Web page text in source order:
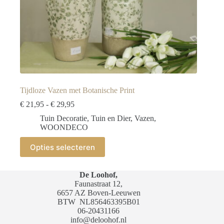
Tijdloze Vazen met Botanische Print
€ 21,95 - € 29,95Prijsklasse:
tot
€ 29,95
Tuin Decoratie, Tuin en Dier, Vazen,
WOONDECO
Opties selecteren
Dit
product
heeft
De Loohof,
Faunastraat 12,
6657 AZ Boven-Leeuwen
BTW NL856463395B01
06-20431166
info@deloohof.nl